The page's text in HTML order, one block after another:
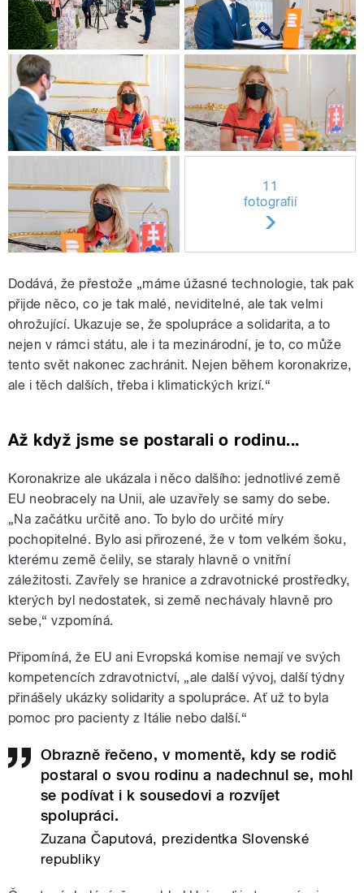
11
fotografií
Dodává, že přestože „máme úžasné technologie, tak pak
přijde něco, co je tak malé, neviditelné, ale tak velmi
ohrožující. Ukazuje se, že spolupráce a solidarita, a to
nejen v rámci státu, ale i ta mezinárodní, je to, co může
tento svět nakonec zachránit. Nejen během koronakrize,
ale i těch dalších, třeba i klimatických krizí.“
Až když jsme se postarali o rodinu...
Koronakrize ale ukázala i něco dalšího: jednotlivé země
EU neobracely na Unii, ale uzavřely se samy do sebe.
„Na začátku určitě ano. To bylo do určité míry
pochopitelné. Bylo asi přirozené, že v tom velkém šoku,
kterému země čelily, se staraly hlavně o vnitřní
záležitosti. Zavřely se hranice a zdravotnické prostředky,
kterých byl nedostatek, si země nechávaly hlavně pro
sebe,“ vzpomíná.
Připomíná, že EU ani Evropská komise nemají ve svých
kompetencích zdravotnictví, „ale další vývoj, další týdny
přinášely ukázky solidarity a spolupráce. Ať už to byla
pomoc pro pacienty z Itálie nebo další.“
Obrazně řečeno, v momentě, kdy se rodič
postaral o svou rodinu a nadechnul se, mohl
se podívat i k sousedovi a rozvíjet
spolupráci.
Zuzana Čaputová, prezidentka Slovenské
republiky